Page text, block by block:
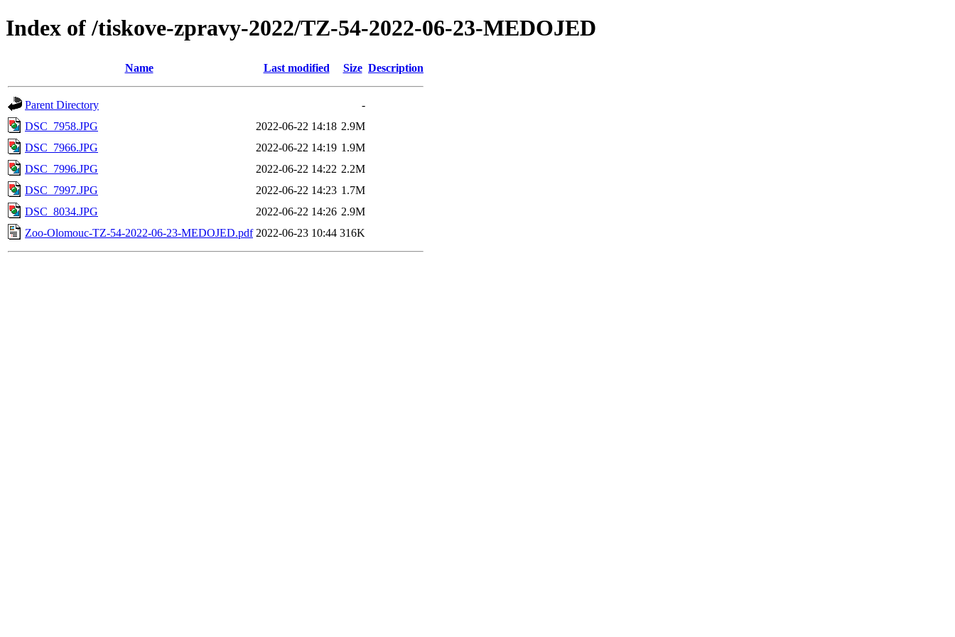
Index of /tiskove-zpravy-2022/TZ-54-2022-06-23-MEDOJED
Name Last modified Size Description
Parent Directory
-
DSC_7958.JPG
2022-06-22 14:18 2.9M
DSC_7966.JPG
2022-06-22 14:19 1.9M
DSC_7996.JPG
2022-06-22 14:22 2.2M
DSC_7997.JPG
2022-06-22 14:23 1.7M
DSC_8034.JPG
2022-06-22 14:26 2.9M
Zoo-Olomouc-TZ-54-2022-06-23-MEDOJED.pdf 2022-06-23 10:44 316K